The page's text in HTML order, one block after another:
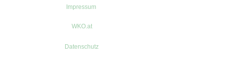
Impressum
WKO.at
Datenschutz